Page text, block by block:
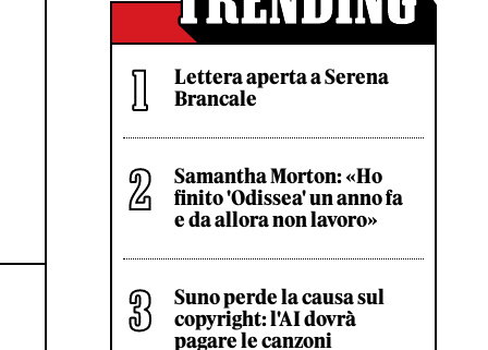
Lettera aperta a Serena
Brancale
Samantha Morton: «Ho
finito 'Odissea' un anno fa
e da allora non lavoro»
Suno perde la causa sul
copyright: l'AI dovrà
pagare le canzoni